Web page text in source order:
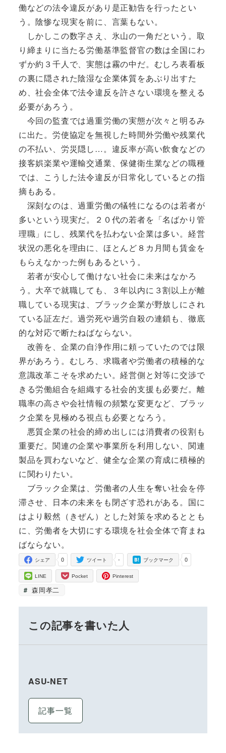
働などの法令違反があり是正勧告を行ったとい
う。陰惨な現実を前に、言葉もない。
しかしこの数字さえ、氷山の一角だという。取
り締まりに当たる労働基準監督官の数は全国にわ
ずか約３千人で、実態は霧の中だ。むしろ表看板
の裏に隠された陰湿な企業体質をあぶり出すた
め、社会全体で法令違反を許さない環境を整える
必要があろう。
今回の監査では過重労働の実態が次々と明るみ
に出た。労使協定を無視した時間外労働や残業代
の不払い、労災隠し…。違反率が高い飲食などの
接客娯楽業や運輸交通業、保健衛生業などの職種
では、こうした法令違反が日常化しているとの指
摘もある。
深刻なのは、過重労働の犠牲になるのは若者が
多いという現実だ。２０代の若者を「名ばかり管
理職」にし、残業代を払わない企業は多い。経営
状況の悪化を理由に、ほとんど８カ月間も賃金を
もらえなかった例もあるという。
若者が安心して働けない社会に未来はなかろ
う。大卒で就職しても、３年以内に３割以上が離
職している現実は、ブラック企業が野放しにされ
ている証左だ。過労死や過労自殺の連鎖も、徹底
的な対応で断たねばならない。
改善を、企業の自浄作用に頼っていたのでは限
界があろう。むしろ、求職者や労働者の積極的な
意識改革こそを求めたい。経営側と対等に交渉で
きる労働組合を組織する社会的支援も必要だ。離
職率の高さや会社情報の頻繁な変更など、ブラッ
ク企業を見極める視点も必要となろう。
悪質企業の社会的締め出しには消費者の役割も
重要だ。関連の企業や事業所を利用しない、関連
製品を買わないなど、健全な企業の育成に積極的
に関わりたい。
ブラック企業は、労働者の人生を奪い社会を停
滞させ、日本の未来をも閉ざす恐れがある。国に
はより毅然（きぜん）とした対策を求めるととも
に、労働者を大切にする環境を社会全体で育まね
ばならない。
0
シェア -
ツイート 0
ブックマーク
LINE Pocket Pinterest
森岡孝二
この記事を書いた人
ASU-NET
記事一覧